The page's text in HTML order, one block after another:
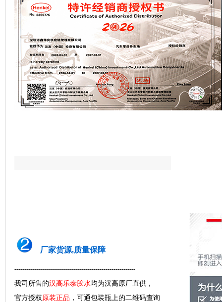
厂家货源,质量保障
-------------------------------------------------------------
我司所售的汉高乐泰胶水均为汉高原厂直供，
官方授权原装正品 ，可通包装瓶上的二维码查询